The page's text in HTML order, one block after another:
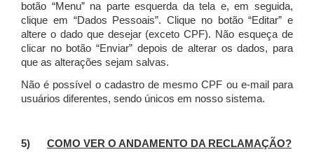
botão “Menu” na parte esquerda da tela e, em seguida,
clique em “Dados Pessoais”. Clique no botão “Editar” e
altere o dado que desejar (exceto CPF). Não esqueça de
clicar no botão “Enviar” depois de alterar os dados, para
que as alterações sejam salvas.
Não é possível o cadastro de mesmo CPF ou e-mail para
usuários diferentes, sendo únicos em nosso sistema.
5) COMO VER O ANDAMENTO DA RECLAMAÇÃO?